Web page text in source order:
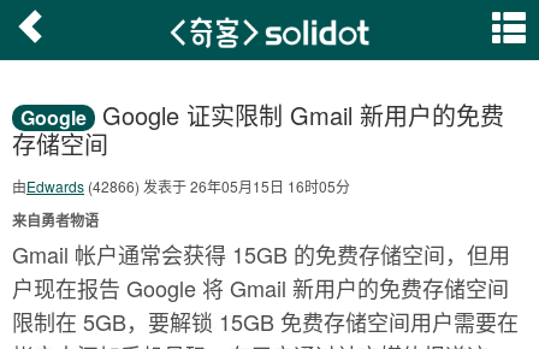
Google
Google 证实限制 Gmail 新用户的免费
存储空间
由Edwards (42866) 发表于 26年05月15日 16时05分
来自勇者物语
Gmail 帐户通常会获得 15GB 的免费存储空间，但用
户现在报告 Google 将 Gmail 新用户的免费存储空间
限制在 5GB，要解锁 15GB 免费存储空间用户需要在